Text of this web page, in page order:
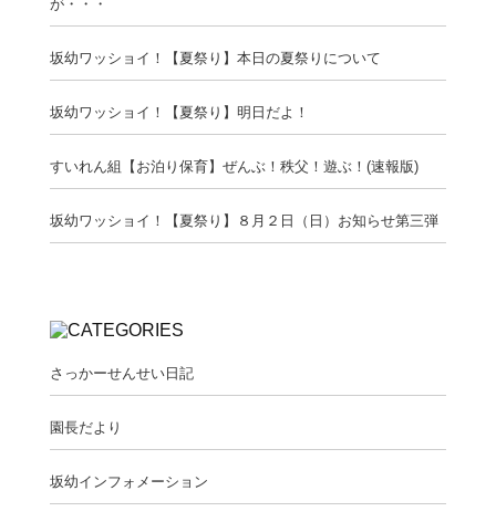
が・・・
坂幼ワッショイ！【夏祭り】本日の夏祭りについて
坂幼ワッショイ！【夏祭り】明日だよ！
すいれん組【お泊り保育】ぜんぶ！秩父！遊ぶ！(速報版)
坂幼ワッショイ！【夏祭り】８月２日（日）お知らせ第三弾
さっかーせんせい日記
園長だより
坂幼インフォメーション